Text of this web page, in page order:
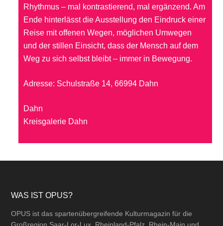
Rhythmus – mal kontrastierend, mal ergänzend. Am
Ende hinterlässt die Ausstellung den Eindruck einer
Reise mit offenen Wegen, möglichen Umwegen
und der stillen Einsicht, dass der Mensch auf dem
Weg zu sich selbst bleibt – immer in Bewegung.
Adresse: Schulstraße 14, 66994 Dahn
Dahn
Kreisgalerie Dahn
Footer
WAS IST OPUS?
OPUS ist das spartenübergreifende Kulturmagazin für die
Großregion Saar-Lor-Lux, Rheinland-Pfalz, Rhein-Main und